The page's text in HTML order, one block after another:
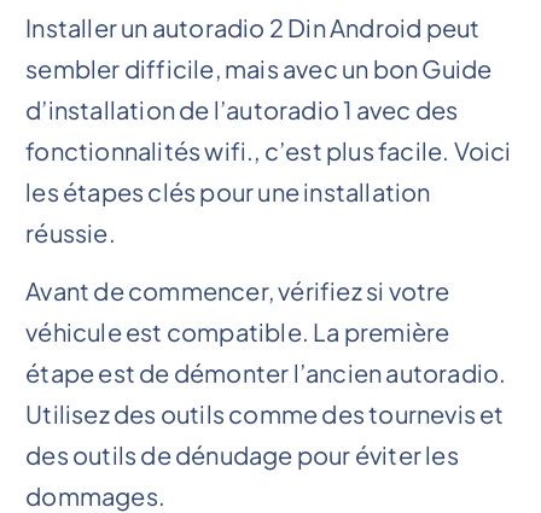
Installer un autoradio 2 Din Android peut
sembler difficile, mais avec un bon Guide
d’installation de l’autoradio 1 avec des
fonctionnalités wifi., c’est plus facile. Voici
les étapes clés pour une installation
réussie.
Avant de commencer, vérifiez si votre
véhicule est compatible. La première
étape est de démonter l’ancien autoradio.
Utilisez des outils comme des tournevis et
des outils de dénudage pour éviter les
dommages.